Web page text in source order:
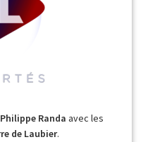
Philippe Randa avec les
de Laubier.